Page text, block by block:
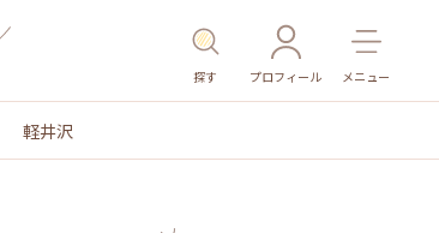
探す プロフィール メニュー
軽井沢